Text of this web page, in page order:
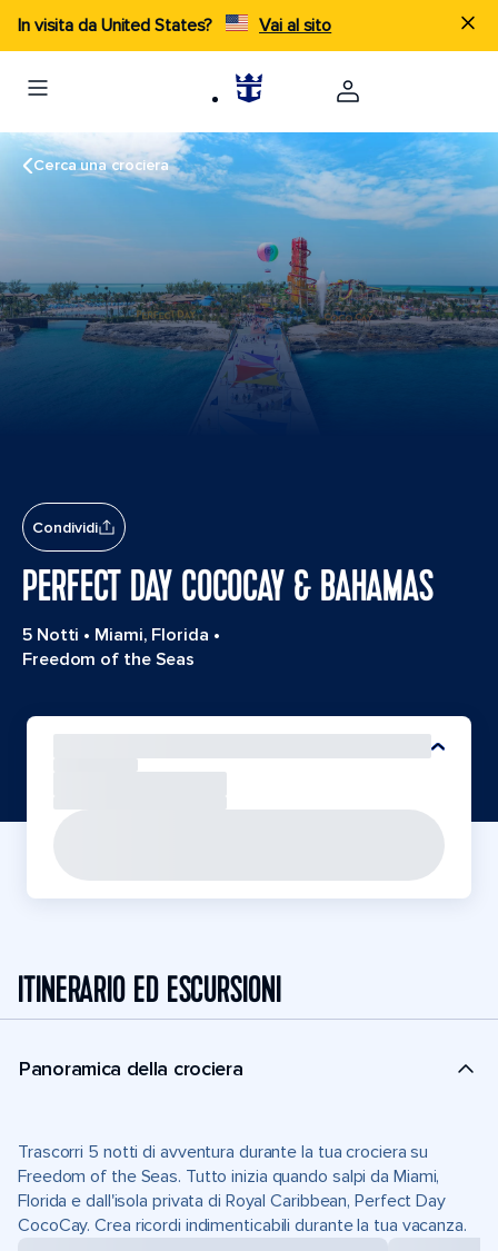
In visita da United States? Vai al sito
Cerca una crociera
Condividi
PERFECT DAY COCOCAY & BAHAMAS
5 Notti • Miami, Florida •
Freedom of the Seas
ITINERARIO ED ESCURSIONI
Panoramica della crociera
Trascorri 5 notti di avventura durante la tua crociera su
Freedom of the Seas. Tutto inizia quando salpi da Miami,
Florida e dall'isola privata di Royal Caribbean, Perfect Day
CocoCay. Crea ricordi indimenticabili durante la tua vacanza.